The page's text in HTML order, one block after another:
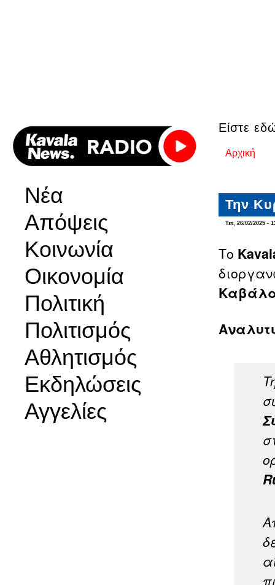
Νέα
Απόψεις
Κοινωνία
Οικονομία
Πολιτική
Πολιτισμός
Αθλητισμός
Εκδηλώσεις
Αγγελίες
Είστε
Αρχική
Την
Τετ, 26/02/2025 -
Το